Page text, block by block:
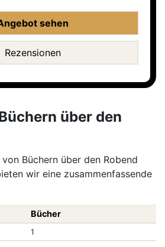
sehen
Rezensionen
über den
Büchern über den Robend
wir eine zusammenfassende
Bücher
1